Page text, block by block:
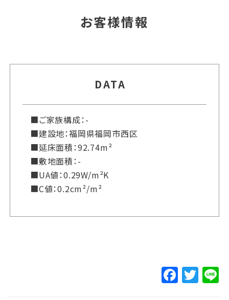
お客様情報
DATA
■ご家族構成：-
■建設地：福岡県福岡市西区
■延床面積：92.74m²
■敷地面積：-
■UA値：0.29W/m²K
■C値：0.2cm²/m²
F
a
T
w